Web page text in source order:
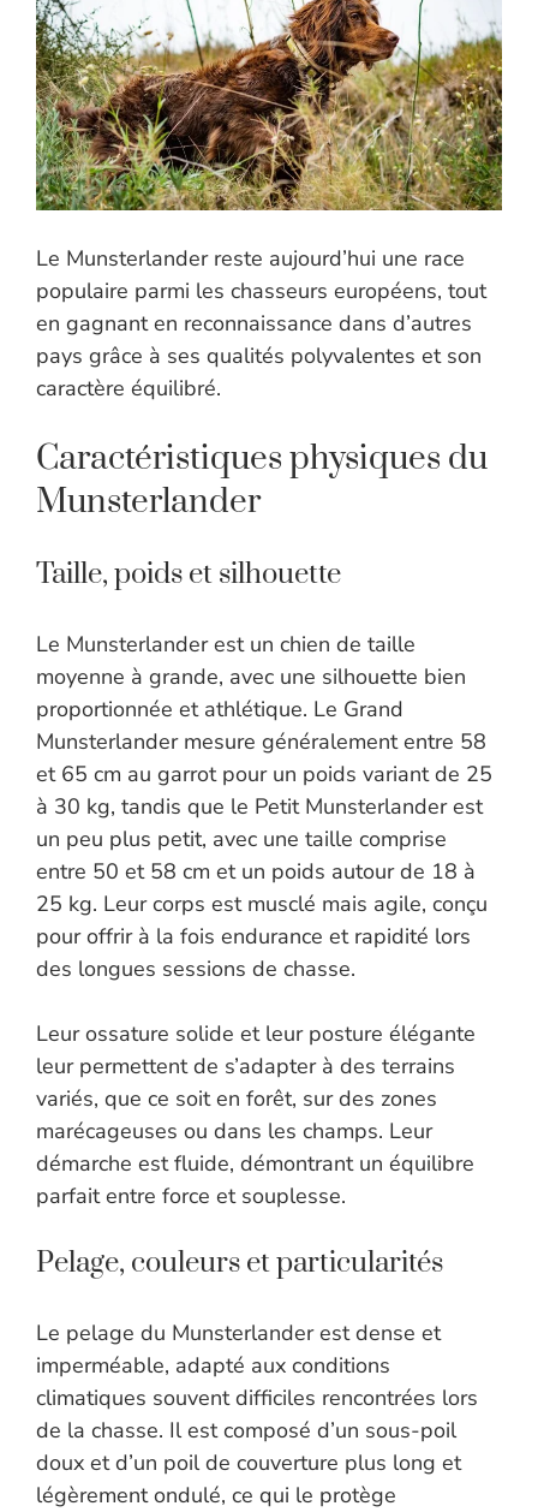
Le Munsterlander reste aujourd’hui une race
populaire parmi les chasseurs européens, tout
en gagnant en reconnaissance dans d’autres
pays grâce à ses qualités polyvalentes et son
caractère équilibré.
Caractéristiques physiques du
Munsterlander
Taille, poids et silhouette
Le Munsterlander est un chien de taille
moyenne à grande, avec une silhouette bien
proportionnée et athlétique. Le Grand
Munsterlander mesure généralement entre 58
et 65 cm au garrot pour un poids variant de 25
à 30 kg, tandis que le Petit Munsterlander est
un peu plus petit, avec une taille comprise
entre 50 et 58 cm et un poids autour de 18 à
25 kg. Leur corps est musclé mais agile, conçu
pour offrir à la fois endurance et rapidité lors
des longues sessions de chasse.
Leur ossature solide et leur posture élégante
leur permettent de s’adapter à des terrains
variés, que ce soit en forêt, sur des zones
marécageuses ou dans les champs. Leur
démarche est fluide, démontrant un équilibre
parfait entre force et souplesse.
Pelage, couleurs et particularités
Le pelage du Munsterlander est dense et
imperméable, adapté aux conditions
climatiques souvent difficiles rencontrées lors
de la chasse. Il est composé d’un sous-poil
doux et d’un poil de couverture plus long et
légèrement ondulé, ce qui le protège